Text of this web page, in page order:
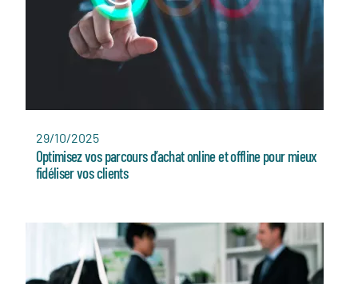
29/10/2025
Optimisez vos parcours d’achat online et offline pour mieux
fidéliser vos clients